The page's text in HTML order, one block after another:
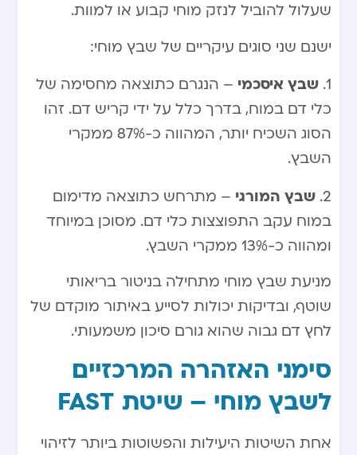
שעלול להוביל לנזק מוחי קבוע או למוות.
ישנם שני סוגים עיקריים של שבץ מוחי:
1. שבץ איסכמי – הנגרם כתוצאה מחסימה של
כלי דם במוח, בדרך כלל על ידי קריש דם. זהו
הסוג השכיח יותר, המהווה כ-87% ממקרי
השבץ.
2. שבץ המורגי – מתרחש כתוצאה מדימום
במוח עקב התפוצצות כלי דם. מסוכן במיוחד
ומהווה כ-13% ממקרי השבץ.
מניעת שבץ מוחי מתחילה בניטור בריאותי
שוטף, ובדיקות יכולות לסייע באיתור מוקדם של
לחץ דם גבוה שהוא גורם סיכון משמעותי.
סימני האזהרה המרכזיים
לשבץ מוחי – שיטת FAST
אחת השיטות היעילות והפשוטות ביותר לזיהוי